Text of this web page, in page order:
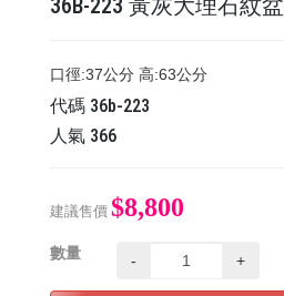
36B-223 黃灰大理石紋盆
口徑:37公分 高:63公分
代碼 36b-223
人氣 366
建議售價 $8,800
數量 - +